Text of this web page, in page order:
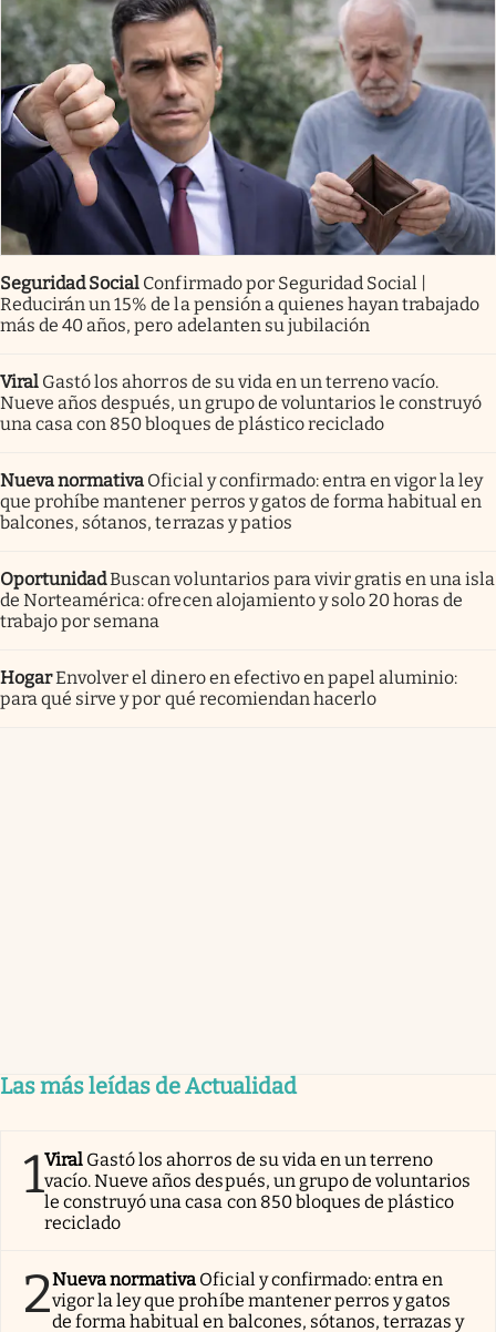
Seguridad Social Confirmado por Seguridad Social |
Reducirán un 15% de la pensión a quienes hayan trabajado
más de 40 años, pero adelanten su jubilación
Viral Gastó los ahorros de su vida en un terreno vacío.
Nueve años después, un grupo de voluntarios le construyó
una casa con 850 bloques de plástico reciclado
Nueva normativa Oficial y confirmado: entra en vigor la ley
que prohíbe mantener perros y gatos de forma habitual en
balcones, sótanos, terrazas y patios
OportunidadBuscan voluntarios para vivir gratis en una isla
de Norteamérica: ofrecen alojamiento y solo 20 horas de
trabajo por semana
HogarEnvolver el dinero en efectivo en papel aluminio:
para qué sirve y por qué recomiendan hacerlo
Las más leídas de Actualidad
1Viral Gastó los ahorros de su vida en un terreno
vacío. Nueve años después, un grupo de voluntarios
le construyó una casa con 850 bloques de plástico
reciclado
2Nueva normativa Oficial y confirmado: entra en
vigor la ley que prohíbe mantener perros y gatos
de forma habitual en balcones, sótanos, terrazas y